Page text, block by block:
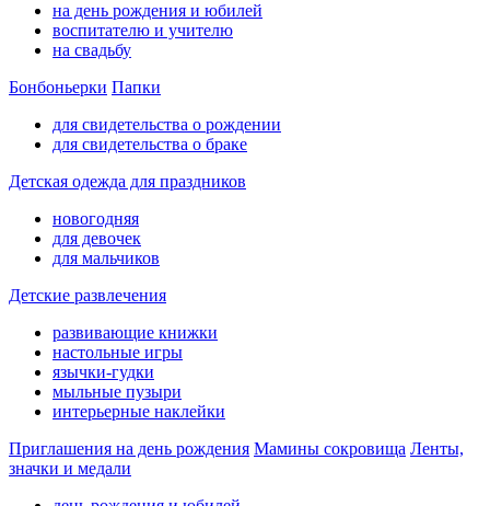
на день рождения и юбилей
воспитателю и учителю
на свадьбу
Бонбоньерки Папки
для свидетельства о рождении
для свидетельства о браке
Детская одежда для праздников
новогодняя
для девочек
для мальчиков
Детские развлечения
развивающие книжки
настольные игры
язычки-гудки
мыльные пузыри
интерьерные наклейки
Приглашения на день рождения Мамины сокровища Ленты,
значки и медали